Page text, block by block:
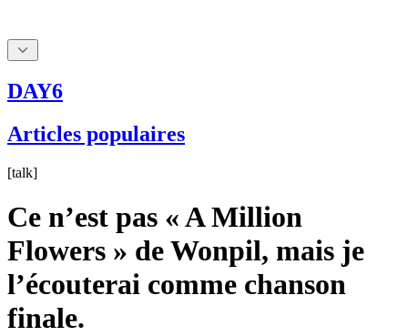
DAY6
Articles populaires
[talk]
Ce n’est pas « A Million
Flowers » de Wonpil, mais je
l’écouterai comme chanson
finale.